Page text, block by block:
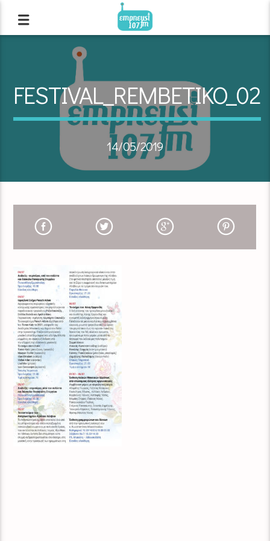
FESTIVAL_REMBETIKO_02
14/05/2019